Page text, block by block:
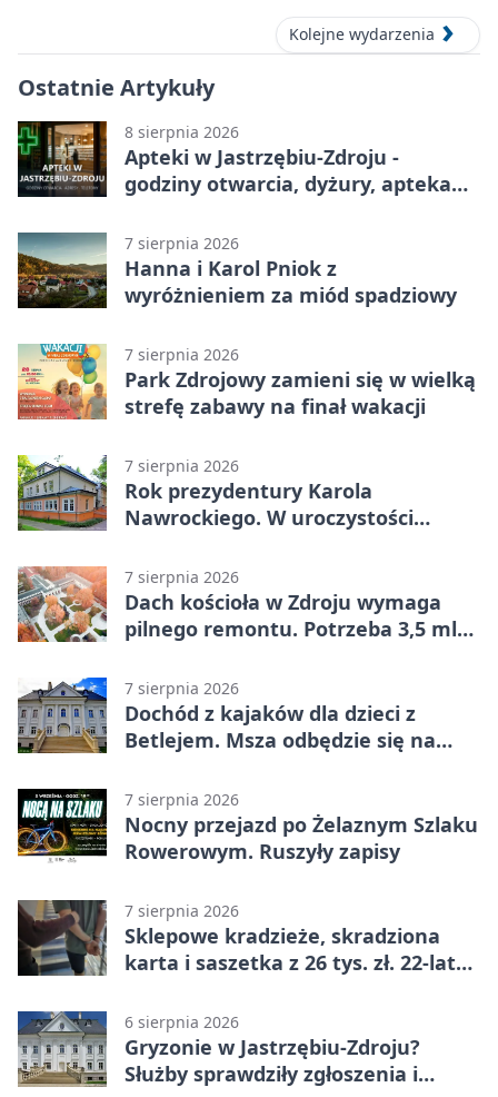
Kolejne wydarzenia
Ostatnie Artykuły
8 sierpnia 2026
Apteki w Jastrzębiu-Zdroju -
godziny otwarcia, dyżury, apteka
7 sierpnia 2026
Hanna i Karol Pniok z
wyróżnieniem za miód spadziowy
7 sierpnia 2026
Park Zdrojowy zamieni się w wielką
strefę zabawy na finał wakacji
7 sierpnia 2026
Rok prezydentury Karola
Nawrockiego. W uroczystości
7 sierpnia 2026
Dach kościoła w Zdroju wymaga
pilnego remontu. Potrzeba 3,5 mln
7 sierpnia 2026
Dochód z kajaków dla dzieci z
Betlejem. Msza odbędzie się na
7 sierpnia 2026
Nocny przejazd po Żelaznym Szlaku
Rowerowym. Ruszyły zapisy
7 sierpnia 2026
Sklepowe kradzieże, skradziona
karta i saszetka z 26 tys. zł. 22-latek
6 sierpnia 2026
Gryzonie w Jastrzębiu-Zdroju?
Służby sprawdziły zgłoszenia i